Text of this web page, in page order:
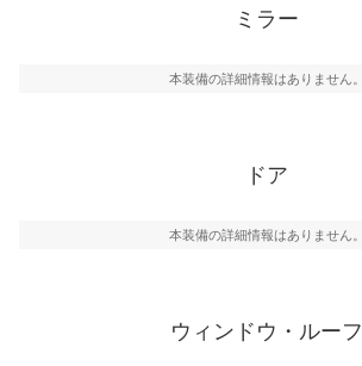
ミラー
本装備の詳細情報はありません。
ドア
本装備の詳細情報はありません。
ウィンドウ・ルーフ